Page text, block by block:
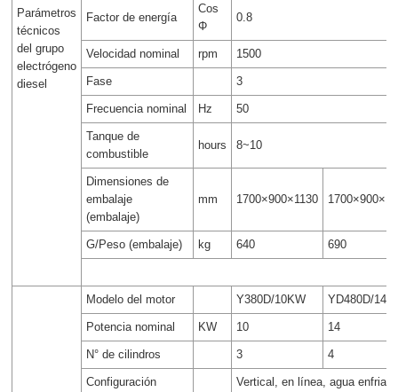
Parámetros
técnicos
del grupo
electrógeno
diesel
Factor de energía
Cos
Φ
0.8
Velocidad nominal rpm 1500
Fase 3
Frecuencia nominal Hz 50
Tanque de
combustible
hours 8~10
Dimensiones de
embalaje
(embalaje)
mm 1700×900×1130
G/Peso (embalaje) kg 640 690
Modelo del motor Y380D/10KW YD480D/
Potencia nominal KW 10 14
N° de cilindros 3 4
Configuración Vertical, en línea, agua